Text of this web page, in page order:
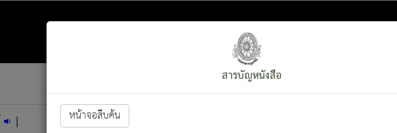
สารบัญหนังสือ
หน้าจอสืบค้น
|